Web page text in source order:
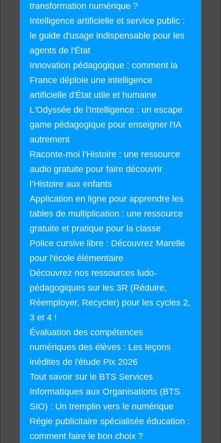
transformation numérique ?
Intelligence artificielle et service public :
le guide d'usage indispensable pour les
agents de l'État
Innovation pédagogique : comment la
France déploie une intelligence
artificielle d'État utile et humaine
L'Odyssée de l'Intelligence : un escape
game pédagogique pour enseigner l'IA
autrement
Raconte-moi l’Histoire : une ressource
audio gratuite pour faire découvrir
l’Histoire aux enfants
Application en ligne pour apprendre les
tables de multiplication : une ressource
gratuite et pratique pour la classe
Police cursive libre : Découvrez Marelle
pour l'école élémentaire
Découvrez nos ressources ludo-
pédagogiques sur les 3R (Réduire,
Réemployer, Recycler) pour les cycles 2,
3 et 4 !
Évaluation des compétences
numériques des élèves : Les leçons
inédites de l'étude Pix 2026
Tout savoir sur le BTS Services
Informatiques aux Organisations (BTS
SIO) : Un tremplin vers le numérique
Régie publicitaire spécialisée éducation :
comment faire le bon choix ?